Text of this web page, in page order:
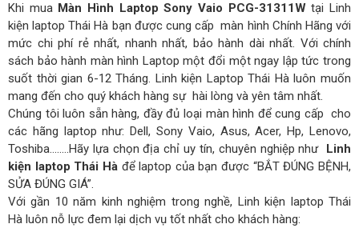
Khi mua Màn Hình Laptop Sony Vaio PCG-31311W tại Linh
kiện laptop Thái Hà bạn được cung cấp màn hình Chính Hãng với
mức chi phí rẻ nhất, nhanh nhất, bảo hành dài nhất. Với chính
sách bảo hành màn hình Laptop một đổi một ngay lập tức trong
suốt thời gian 6-12 Tháng. Linh kiện Laptop Thái Hà luôn muốn
mang đến cho quý khách hàng sự hài lòng và yên tâm nhất.
Chúng tôi luôn sẵn hàng, đầy đủ loại màn hình để cung cấp cho
các hãng laptop như: Dell, Sony Vaio, Asus, Acer, Hp, Lenovo,
Toshiba……..Hãy lựa chọn địa chỉ uy tín, chuyên nghiệp như Linh
kiện laptop Thái Hàđể laptop của bạn được “BẮT ĐÚNG BỆNH,
SỬA ĐÚNG GIÁ”.
Với gần 10 năm kinh nghiệm trong nghề, Linh kiện laptop Thái
Hà luôn nỗ lực đem lại dịch vụ tốt nhất cho khách hàng: